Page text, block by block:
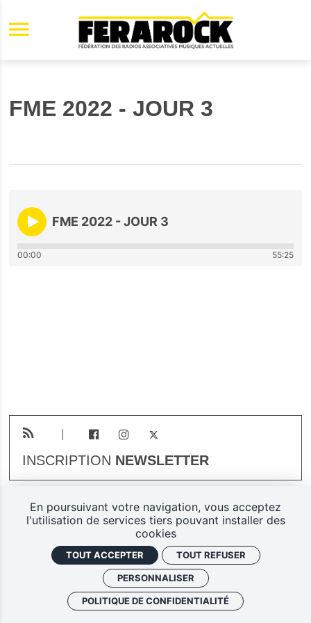
Aller au contenu principal
FME 2022 - JOUR 3
FME 2022 - JOUR 3
00:00 55:25
INSCRIPTION NEWSLETTER
Plan du site
Mentions légales
Politique de confidentialité
Ferarock.org, une réalisation
En poursuivant votre navigation, vous acceptez
l'utilisation de services tiers pouvant installer des
cookies
TOUT ACCEPTER TOUT REFUSER
PERSONNALISER
POLITIQUE DE CONFIDENTIALITÉ